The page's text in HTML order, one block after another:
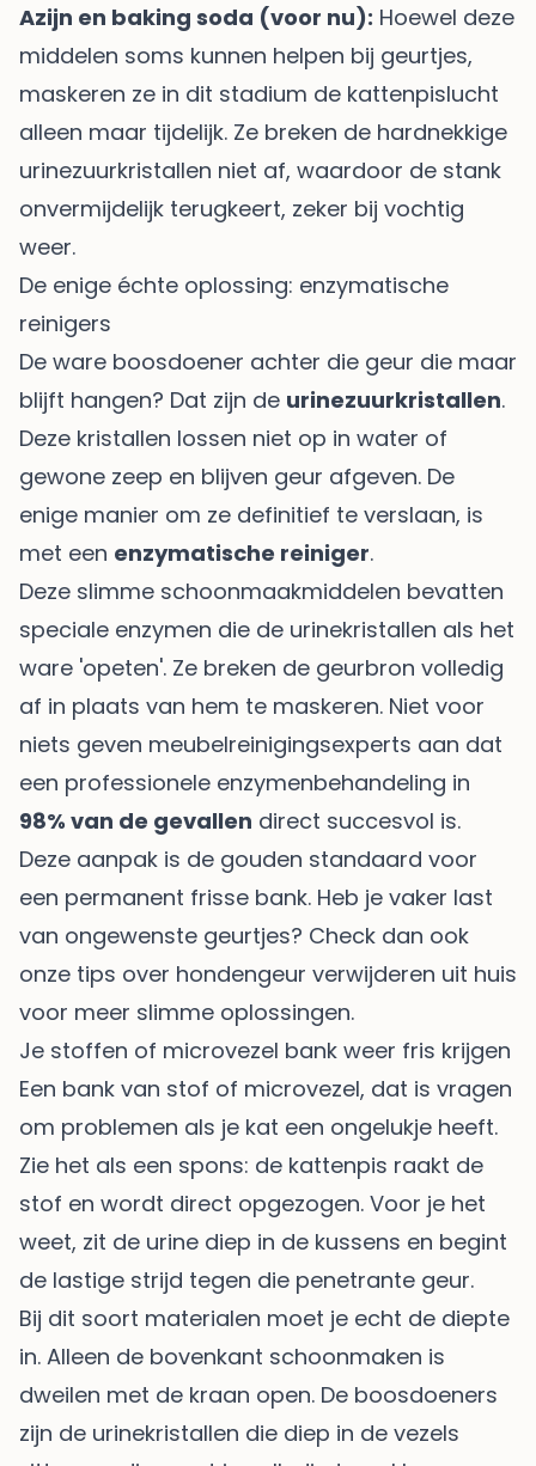
Azijn en baking soda (voor nu): Hoewel deze
middelen soms kunnen helpen bij geurtjes,
maskeren ze in dit stadium de kattenpislucht
alleen maar tijdelijk. Ze breken de hardnekkige
urinezuurkristallen niet af, waardoor de stank
onvermijdelijk terugkeert, zeker bij vochtig
weer.
De enige échte oplossing: enzymatische
reinigers
De ware boosdoener achter die geur die maar
blijft hangen? Dat zijn de urinezuurkristallen.
Deze kristallen lossen niet op in water of
gewone zeep en blijven geur afgeven. De
enige manier om ze definitief te verslaan, is
met een enzymatische reiniger.
Deze slimme schoonmaakmiddelen bevatten
speciale enzymen die de urinekristallen als het
ware 'opeten'. Ze breken de geurbron volledig
af in plaats van hem te maskeren. Niet voor
niets geven meubelreinigingsexperts aan dat
een professionele enzymenbehandeling in
98% van de gevallen direct succesvol is.
Deze aanpak is de gouden standaard voor
een permanent frisse bank. Heb je vaker last
van ongewenste geurtjes? Check dan ook
onze tips over hondengeur verwijderen uit huis
voor meer slimme oplossingen.
Je stoffen of microvezel bank weer fris krijgen
Een bank van stof of microvezel, dat is vragen
om problemen als je kat een ongelukje heeft.
Zie het als een spons: de kattenpis raakt de
stof en wordt direct opgezogen. Voor je het
weet, zit de urine diep in de kussens en begint
de lastige strijd tegen die penetrante geur.
Bij dit soort materialen moet je echt de diepte
in. Alleen de bovenkant schoonmaken is
dweilen met de kraan open. De boosdoeners
zijn de urinekristallen die diep in de vezels